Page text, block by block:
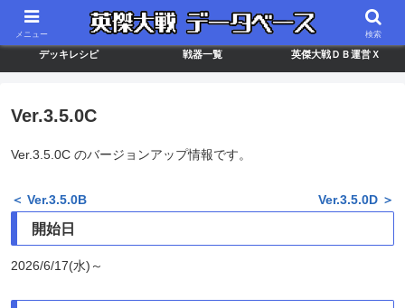
最新バージョン情報 武将ランキング カードリスト
デッキレシピ 戦器一覧 英傑大戦ＤＢ運営Ｘ
Ver.3.5.0C
Ver.3.5.0C のバージョンアップ情報です。
＜ Ver.3.5.0B Ver.3.5.0D ＞
開始日
2026/6/17(水)～
メニュー 検索